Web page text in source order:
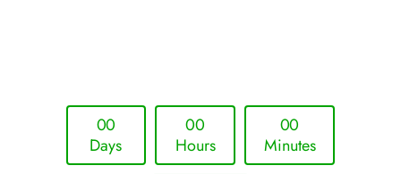
00
Days
00
Hours
00
Minutes